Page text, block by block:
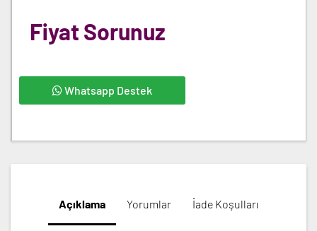
Fiyat Sorunuz
Whatsapp Destek
Açıklama Yorumlar İade Koşulları